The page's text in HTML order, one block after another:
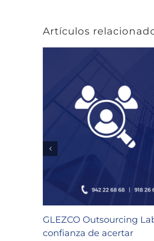
Artículos
GLEZCO Outsourcing
confianza de acertar